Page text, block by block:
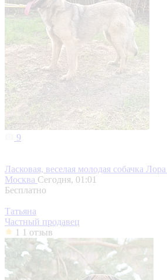
9
Ласковая, веселая молодая собачка
Москва Сегодня, 01:01
Бесплатно
Татьяна
Частный продавец
1 1 отзыв